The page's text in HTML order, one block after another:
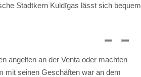
Stadtkern Kuldīgas lässt sich bequem
angelten an der Venta oder machten
mit seinen Geschäften war an dem